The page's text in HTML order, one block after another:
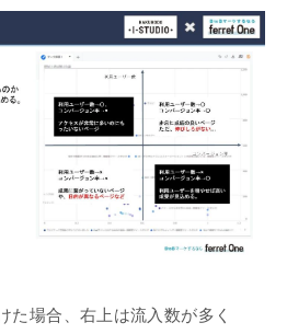
た場合、右上は流入数が多く